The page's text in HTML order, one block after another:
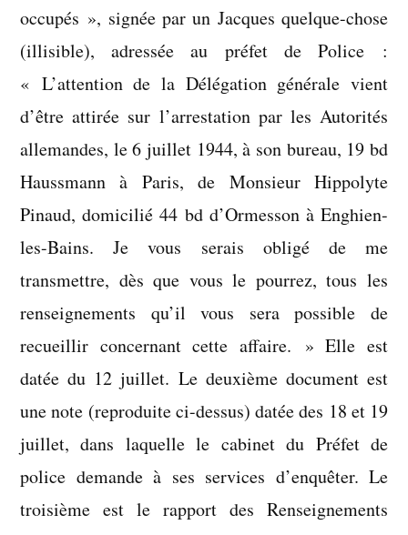
occupés », signée par un Jacques quelque-chose
(illisible), adressée au préfet de Police :
« L’attention de la Délégation générale vient
d’être attirée sur l’arrestation par les Autorités
allemandes, le 6 juillet 1944, à son bureau, 19 bd
Haussmann à Paris, de Monsieur Hippolyte
Pinaud, domicilié 44 bd d’Ormesson à Enghien-
les-Bains. Je vous serais obligé de me
transmettre, dès que vous le pourrez, tous les
renseignements qu’il vous sera possible de
recueillir concernant cette affaire. » Elle est
datée du 12 juillet. Le deuxième document est
une note (reproduite ci-dessus) datée des 18 et 19
juillet, dans laquelle le cabinet du Préfet de
police demande à ses services d’enquêter. Le
troisième est le rapport des Renseignements